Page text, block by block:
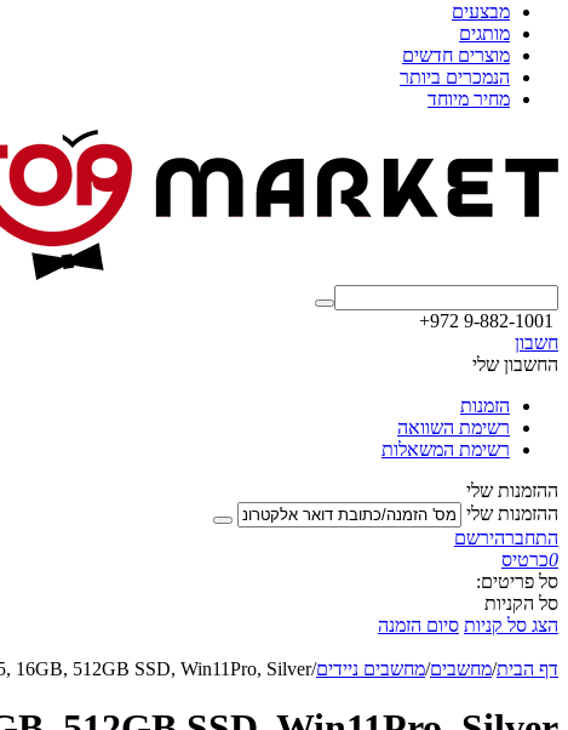
מבצעים
מותגים
מוצרים חדשים
הנמכרים ביותר
מחיר מיוחד
+972 9-882-1001
חשבון
החשבון שלי
הזמנות
רשימת השוואה
רשימת המשאלות
ההזמנות שלי
ההזמנות שלי
התחברהירשם
0כרטיס
סל פריטים:
סל הקניות
הצג סל קניות סיום הזמנה
דף הבית/מחשבים/מחשבים ניידים/
16GB, 512GB SSD, Win11Pro, Silver